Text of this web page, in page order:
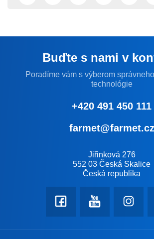
Buďte s nami v
Poradíme vám s výberom
technológie
+420 491 450 111
farmet@farmet.cz
Jiřinková 276
552 03 Česká Skalice
Česká republika